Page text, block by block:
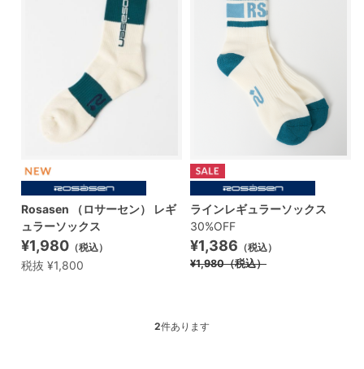
Rosasen （ロサーセン） レギ
ュラーソックス
¥1,980 （税込）
税抜 ¥1,800
ラインレギュラーソックス
30%OFF
¥1,386 （税込）
¥1,980（税込）
2件あります